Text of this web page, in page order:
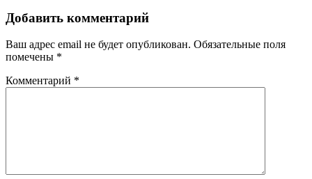
Добавить комментарий
Ваш адрес email не будет опубликован. Обязательные поля
помечены *
Комментарий *